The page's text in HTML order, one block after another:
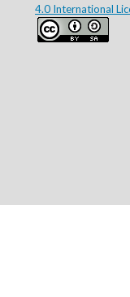
4.0 International